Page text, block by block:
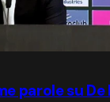
parole su